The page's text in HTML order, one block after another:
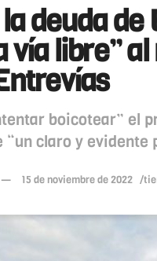
deuda
vía libre”
boicotear” el
claro y evidente
15 de noviembre de 2022 /